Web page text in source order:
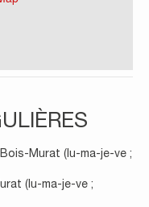
Murat (lu-ma-je-ve ;
(lu-ma-je-ve ;